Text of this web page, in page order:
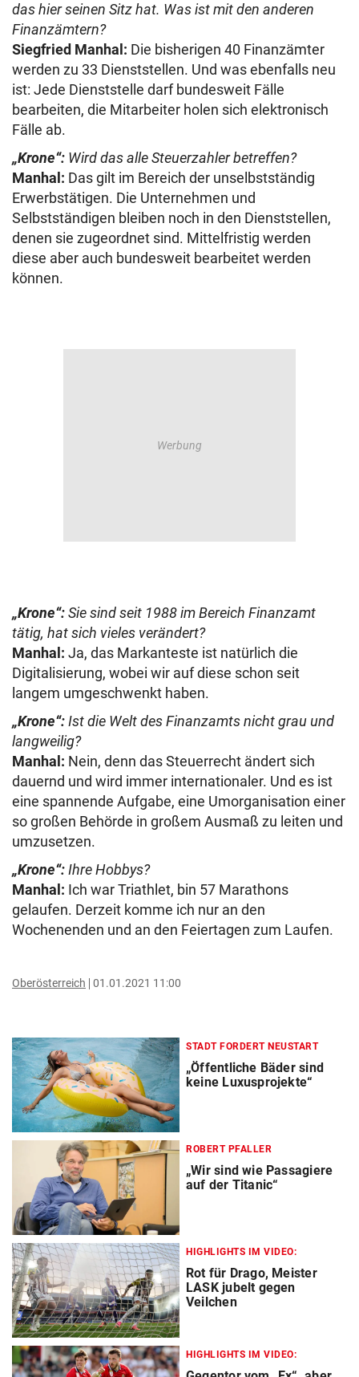
das hier seinen Sitz hat. Was ist mit den anderen
Finanzämtern?
Siegfried Manhal: Die bisherigen 40 Finanzämter
werden zu 33 Dienststellen. Und was ebenfalls neu
ist: Jede Dienststelle darf bundesweit Fälle
bearbeiten, die Mitarbeiter holen sich elektronisch
Fälle ab.
„Krone“: Wird das alle Steuerzahler betreffen?
Manhal: Das gilt im Bereich der unselbstständig
Erwerbstätigen. Die Unternehmen und
Selbstständigen bleiben noch in den Dienststellen,
denen sie zugeordnet sind. Mittelfristig werden
diese aber auch bundesweit bearbeitet werden
können.
„Krone“:Sie sind seit 1988 im Bereich Finanzamt
tätig, hat sich vieles verändert?
Manhal: Ja, das Markanteste ist natürlich die
Digitalisierung, wobei wir auf diese schon seit
langem umgeschwenkt haben.
„Krone“:Ist die Welt des Finanzamts nicht grau und
langweilig?
Manhal: Nein, denn das Steuerrecht ändert sich
dauernd und wird immer internationaler. Und es ist
eine spannende Aufgabe, eine Umorganisation einer
so großen Behörde in großem Ausmaß zu leiten und
umzusetzen.
„Krone“:Ihre Hobbys?
Manhal: Ich war Triathlet, bin 57 Marathons
gelaufen. Derzeit komme ich nur an den
Wochenenden und an den Feiertagen zum Laufen.
Oberösterreich 01.01.2021 11:00
STADT FORDERT NEUSTART
„Öffentliche Bäder sind
keine Luxusprojekte“
ROBERT PFALLER
„Wir sind wie Passagiere
auf der Titanic“
HIGHLIGHTS IM VIDEO:
Rot für Drago, Meister
LASK jubelt gegen
Veilchen
HIGHLIGHTS IM VIDEO: